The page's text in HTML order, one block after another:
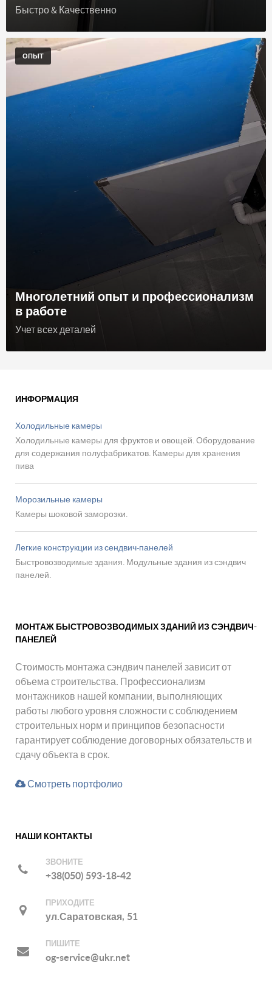
Быстро & Качественно
ОПЫТ
Многолетний опыт и профессионализм
в работе
Учет всех деталей
ИНФОРМАЦИЯ
Холодильные камеры
Холодильные камеры для фруктов и овощей. Оборудование
для содержания полуфабрикатов. Камеры для хранения
пива
Морозильные камеры
Камеры шоковой заморозки.
Легкие конструкции из сендвич-панелей
Быстровозводимые здания. Модульные здания из сэндвич
панелей.
МОНТАЖ БЫСТРОВОЗВОДИМЫХ ЗДАНИЙ ИЗ СЭНДВИЧ-
ПАНЕЛЕЙ
Стоимость монтажа сэндвич панелей зависит от
объема строительства. Профессионализм
монтажников нашей компании, выполняющих
работы любого уровня сложности с соблюдением
строительных норм и принципов безопасности
гарантирует соблюдение договорных обязательств и
сдачу объекта в срок.
Смотреть портфолио
НАШИ КОНТАКТЫ
ЗВОНИТЕ
+38(050) 593-18-42
ПРИХОДИТЕ
ул.Саратовская, 51
ПИШИТЕ
og-service@ukr.net